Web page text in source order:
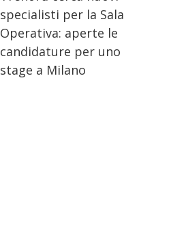
specialisti per la Sala
Operativa: aperte le
candidature per uno
stage a Milano